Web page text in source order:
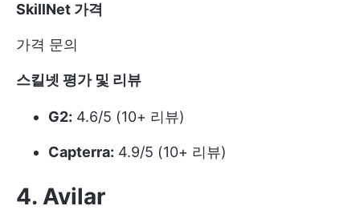
SkillNet 가격
가격 문의
스킬넷 평가 및 리뷰
G2: 4.6/5 (10+ 리뷰)
Capterra: 4.9/5 (10+ 리뷰)
4. Avilar